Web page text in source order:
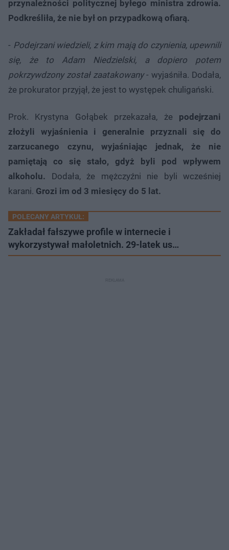
przynależności politycznej byłego ministra zdrowia.
Podkreśliła, że nie był on przypadkową ofiarą.
- Podejrzani wiedzieli, z kim mają do czynienia, upewnili
się, że to Adam Niedzielski, a dopiero potem
pokrzywdzony został zaatakowany- wyjaśniła. Dodała,
że prokurator przyjął, że jest to występek chuligański.
Prok. Krystyna Gołąbek przekazała, że podejrzani
złożyli wyjaśnienia i generalnie przyznali się do
zarzucanego czynu, wyjaśniając jednak, że nie
pamiętają co się stało, gdyż byli pod wpływem
alkoholu. Dodała, że mężczyźni nie byli wcześniej
karani. Grozi im od 3 miesięcy do 5 lat.
POLECANY ARTYKUŁ:
Zakładał fałszywe profile w internecie i
wykorzystywał małoletnich. 29-latek us…